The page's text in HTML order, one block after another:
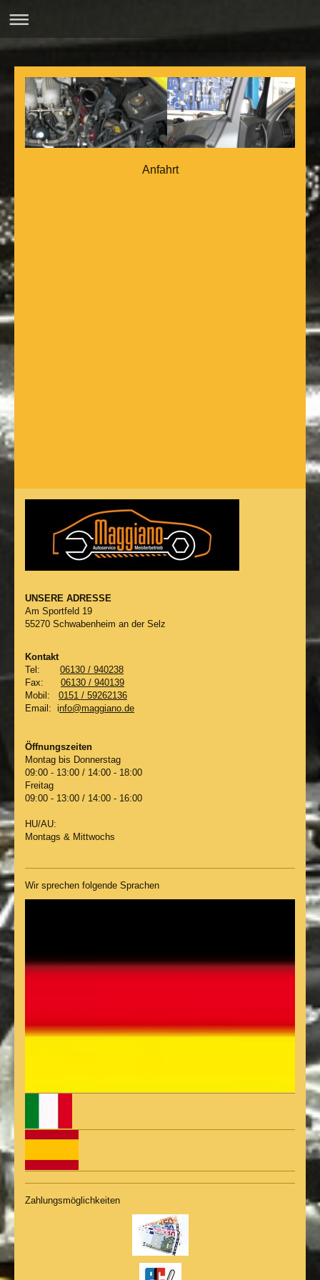
Anfahrt
UNSERE ADRESSE
Am Sportfeld 19
55270 Schwabenheim an der Selz
Kontakt
Tel: 06130 / 940238
Fax: 06130 / 940139
Mobil: 0151 / 59262136
Email: info@maggiano.de
Öffnungszeiten
Montag bis Donnerstag
09:00 - 13:00 / 14:00 - 18:00
Freitag
09:00 - 13:00 / 14:00 - 16:00
HU/AU:
Montags & Mittwochs
Wir sprechen folgende Sprachen
Zahlungsmöglichkeiten